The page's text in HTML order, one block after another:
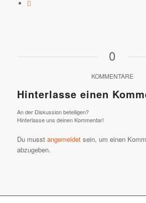
0
KOMMENTARE
Hinterlasse einen
An der Diskussion beteiligen?
Hinterlasse uns deinen Kommentar!
Du musst angemeldetsein, um einen
abzugeben.